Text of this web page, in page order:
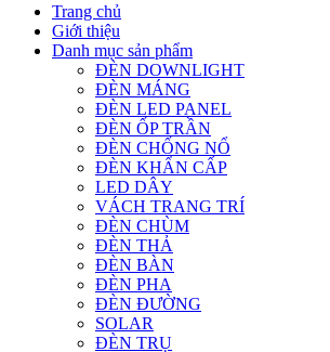
Trang chủ
Giới thiệu
Danh mục sản phẩm
ĐÈN DOWNLIGHT
ĐÈN MÁNG
ĐÈN LED PANEL
ĐÈN ỐP TRẦN
ĐÈN CHỐNG NỔ
ĐÈN KHẨN CẤP
LED DÂY
VÁCH TRANG TRÍ
ĐÈN CHÙM
ĐÈN THẢ
ĐÈN BÀN
ĐÈN PHA
ĐÈN ĐƯỜNG
SOLAR
ĐÈN TRỤ